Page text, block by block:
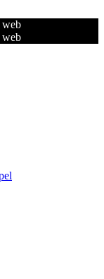
web
web